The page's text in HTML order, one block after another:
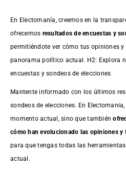
En Electomanía, creemos en la
ofrecemos resultados deencuestas y
permitiéndote ver cómo tus opiniones y
panorama político actual. H2: Explora
encuestas y sondeos de elecciones
Mantente informado con los últimos
sondeos de elecciones. En
momento actual, sino que también
cómo han evolucionado las opiniones y
para que tengas todas las
actual.